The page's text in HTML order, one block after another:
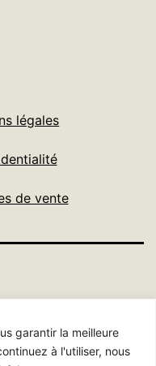
garantir la meilleure
à l'utiliser, nous
légales
de vente